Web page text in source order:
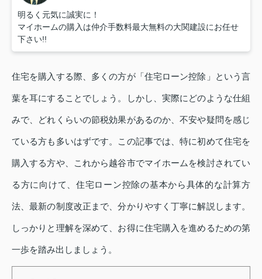
明るく元気に誠実に！
マイホームの購入は仲介手数料最大無料の大関建設にお任せ
下さい!!
住宅を購入する際、多くの方が「住宅ローン控除」という言
葉を耳にすることでしょう。しかし、実際にどのような仕組
みで、どれくらいの節税効果があるのか、不安や疑問を感じ
ている方も多いはずです。この記事では、特に初めて住宅を
購入する方や、これから越谷市でマイホームを検討されてい
る方に向けて、住宅ローン控除の基本から具体的な計算方
法、最新の制度改正まで、分かりやすく丁寧に解説します。
しっかりと理解を深めて、お得に住宅購入を進めるための第
一歩を踏み出しましょう。